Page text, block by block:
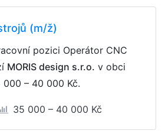
(m/ž)
pozici Operátor CNC
MORIS design s.r.o. v obci
000 – 40 000 Kč.
35 000 – 40 000 Kč